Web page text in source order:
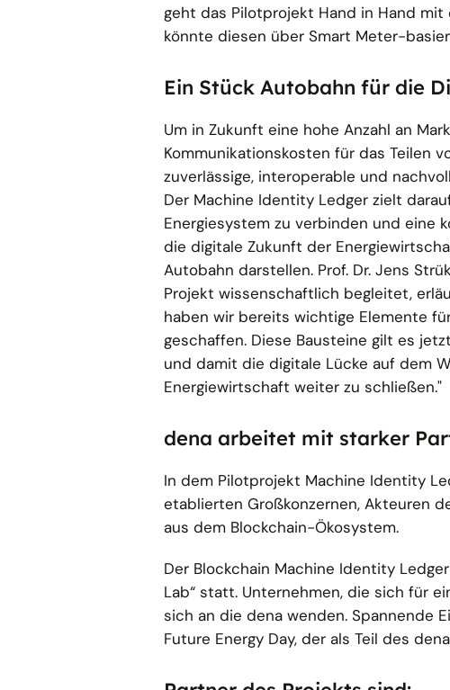
geht das Pilotprojekt Hand in Hand
könnte diesen über Smart Meter-
Ein Stück Autobahn für die
Um in Zukunft eine hohe Anzahl an
Kommunikationskosten für das Teilen
zuverlässige, interoperable und
Der Machine Identity Ledger zielt
Energiesystem zu verbinden und eine
die digitale Zukunft der
Autobahn darstellen. Prof. Dr. Jens
Projekt wissenschaftlich begleitet,
haben wir bereits wichtige Elemente
geschaffen. Diese Bausteine gilt es
und damit die digitale Lücke auf dem
Energiewirtschaft weiter zu schließen."
dena arbeitet mit starker
In dem Pilotprojekt Machine Identity
etablierten Großkonzernen, Akteuren
aus dem Blockchain-Ökosystem.
Der Blockchain Machine Identity
Lab“ statt. Unternehmen, die sich für
sich an die dena wenden. Spannende
Future Energy Day, der als Teil des